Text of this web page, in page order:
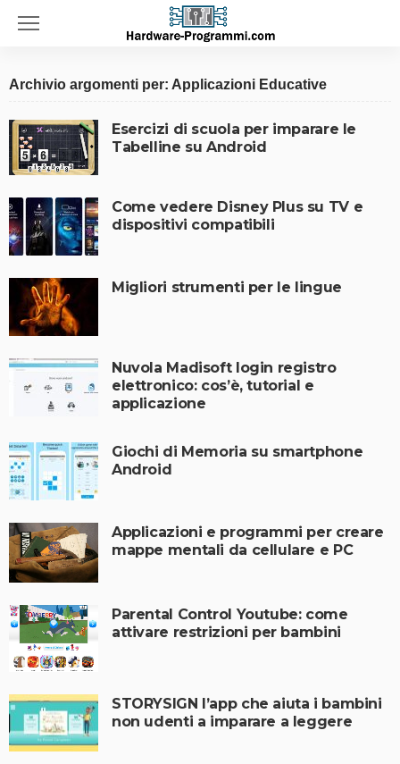
Archivio argomenti per: Applicazioni Educative
Esercizi di scuola per imparare le
Tabelline su Android
Come vedere Disney Plus su TV e
dispositivi compatibili
Migliori strumenti per le lingue
Nuvola Madisoft login registro
elettronico: cos’è, tutorial e
applicazione
Giochi di Memoria su smartphone
Android
Applicazioni e programmi per creare
mappe mentali da cellulare e PC
Parental Control Youtube: come
attivare restrizioni per bambini
STORYSIGN l’app che aiuta i bambini
non udenti a imparare a leggere